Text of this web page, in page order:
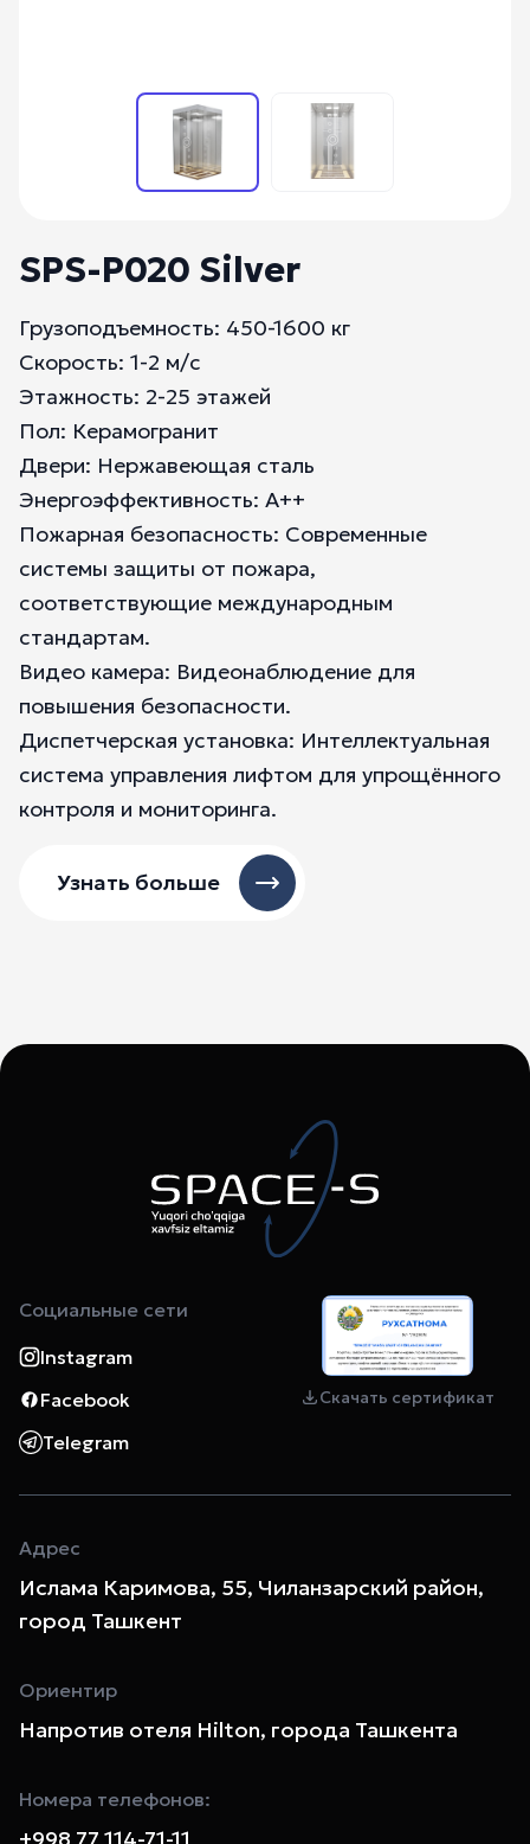
SPS-P020 Silver
Грузоподъемность: 450-1600 кг
Скорость: 1-2 м/с
Этажность: 2-25 этажей
Пол: Керамогранит
Двери: Нержавеющая сталь
Энергоэффективность: А++
Пожарная безопасность: Современные
системы защиты от пожара,
соответствующие международным
стандартам.
Видео камера: Видеонаблюдение для
повышения безопасности.
Диспетчерская установка: Интеллектуальная
система управления лифтом для упрощённого
контроля и мониторинга.
Узнать больше
Социальные сети
Instagram
Facebook
Telegram
Скачать сертификат
Адрес
Ислама Каримова, 55, Чиланзарский район,
город Ташкент
Ориентир
Напротив отеля Hilton, города Ташкента
Номера телефонов:
+998 77 114-71-11